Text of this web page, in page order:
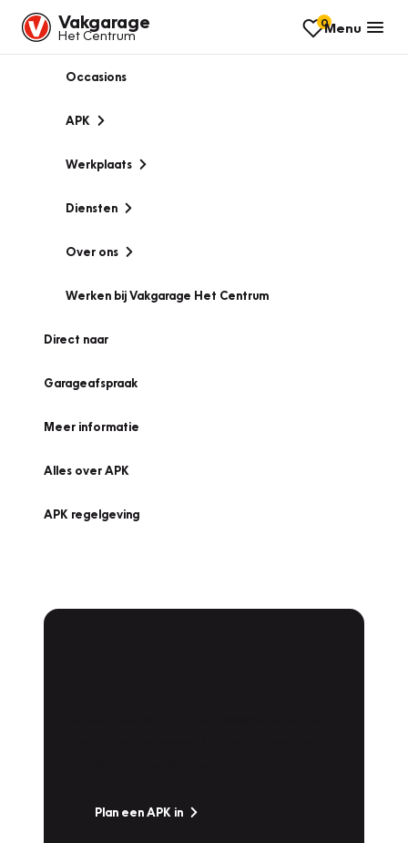
Vakgarage
Het Centrum
0Menu
Occasions
APK
Werkplaats
Diensten
Over ons
Werken bij Vakgarage Het Centrum
Direct naar
Garageafspraak
Meer informatie
Alles over APK
APK regelgeving
Plan een APK in